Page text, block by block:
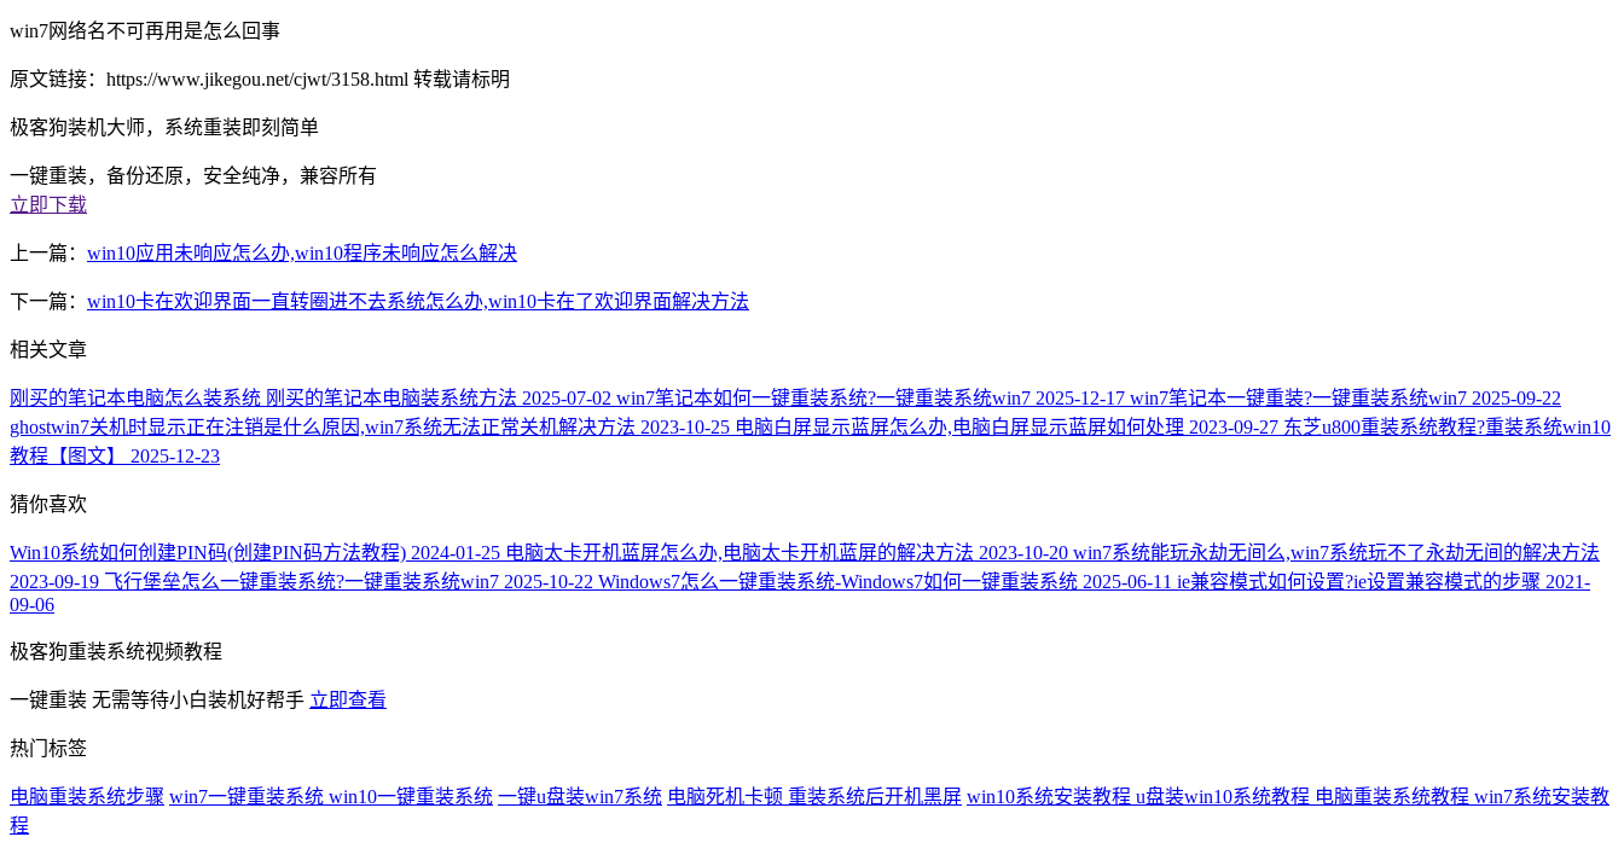
win7网络名不可再用是怎么回事
原文链接：https://www.jikegou.net/cjwt/3158.html 转载请标明
极客狗装机大师，系统重装即刻简单
一键重装，备份还原，安全纯净，兼容所有
立即下载
上一篇： win10应用未响应怎么办,win10程序未响应怎么解决
下一篇： win10卡在欢迎界面一直转圈进不去系统怎么办,win10卡在了欢迎界面解决方法
相关文章
刚买的笔记本电脑怎么装系统 刚买的笔记本电脑装系统方法 2025-07-02 win7笔记本如何一键重装系统?一键重装系统win7 2025-12-17 win7笔记本一键重装?一键重装系统win7 2025-09-22
ghostwin7关机时显示正在注销是什么原因,win7系统无法正常关机解决方法 2023-10-25 电脑白屏显示蓝屏怎么办,电脑白屏显示蓝屏如何处理 2023-09-27 东芝u800重装系统教程?重装系统win10
教程【图文】
2025-12-23
猜你喜欢
Win10系统如何创建PIN码(创建PIN码方法教程) 2024-01-25 电脑太卡开机蓝屏怎么办,电脑太卡开机蓝屏的解决方法 2023-10-20 win7系统能玩永劫无间么,win7系统玩不了永劫无间的解决方法
2023-09-19 飞行堡垒怎么一键重装系统?一键重装系统win7 2025-10-22 Windows7怎么一键重装系统-Windows7如何一键重装系统 2025-06-11 ie兼容模式如何设置?ie设置兼容模式的步骤 2021-
09-06
极客狗重装系统视频教程
一键重装 无需等待小白装机好帮手 立即查看
热门标签
电脑重装系统步骤 win7一键重装系统 win10一键重装系统 一键u盘装win7系统 电脑死机卡顿 重装系统后开机黑屏 win10系统安装教程 u盘装win10系统教程 电脑重装系统教程 win7系统安装教
程